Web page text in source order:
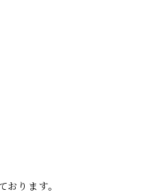
ります。